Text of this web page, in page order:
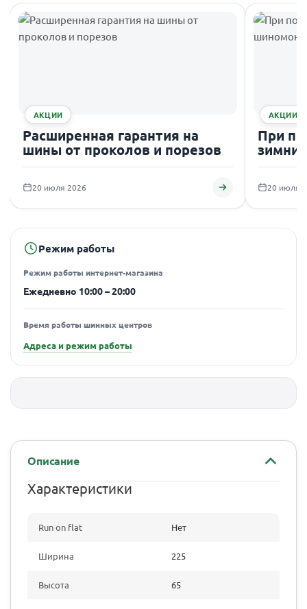
АКЦИИ
Расширенная гарантия на
шины от проколов и порезов
20 июля 2026
АКЦИИ
При
20 июля
Режим работы
Режим работы интернет-магазина
Ежедневно 10:00 – 20:00
Время работы шинных центров
Адреса и режим работы
Описание
Характеристики
Run on flat Нет
Ширина 225
Высота 65